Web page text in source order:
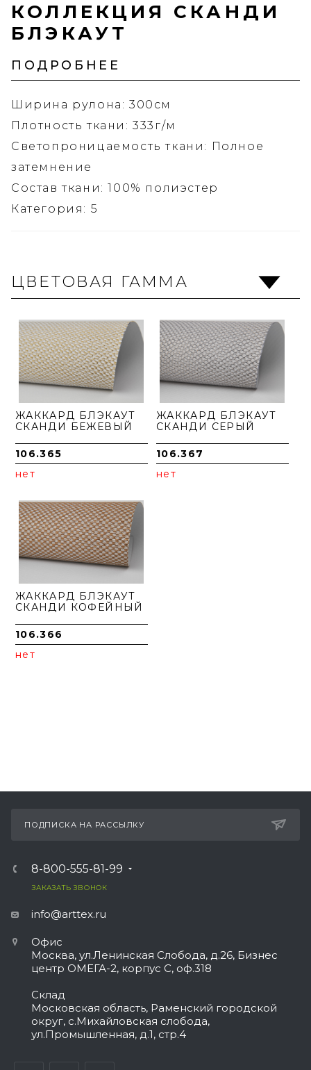
КОЛЛЕКЦИЯ СКАНДИ
БЛЭКАУТ
ПОДРОБНЕЕ
Ширина рулона: 300см
Плотность ткани: 333г/м
Светопроницаемость ткани: Полное
затемнение
Состав ткани: 100% полиэстер
Категория: 5
ЦВЕТОВАЯ ГАММА
ЖАККАРД БЛЭКАУТ
СКАНДИ БЕЖЕВЫЙ
106.365
нет
ЖАККАРД БЛЭКАУТ
СКАНДИ СЕРЫЙ
106.367
нет
ЖАККАРД БЛЭКАУТ
СКАНДИ КОФЕЙНЫЙ
106.366
нет
ПОДПИСКА НА РАССЫЛКУ
8-800-555-81-99
ЗАКАЗАТЬ ЗВОНОК
info@arttex.ru
Офис
Москва, ул.Ленинская Слобода, д.26, Бизнес
центр ОМЕГА-2, корпус С, оф.318
Склад
Московская область, Раменский городской
округ, с.Михайловская слобода,
ул.Промышленная, д.1, стр.4